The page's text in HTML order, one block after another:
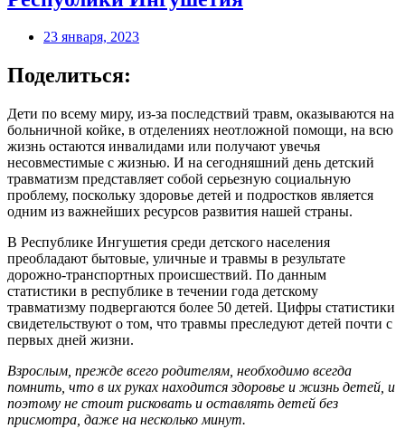
23 января, 2023
Поделиться:
Дети по всему миру, из-за последствий травм, оказываются на
больничной койке, в отделениях неотложной помощи, на всю
жизнь остаются инвалидами или получают увечья
несовместимые с жизнью. И на сегодняшний день детский
травматизм представляет собой серьезную социальную
проблему, поскольку здоровье детей и подростков является
одним из важнейших ресурсов развития нашей страны.
В Республике Ингушетия среди детского населения
преобладают бытовые, уличные и травмы в результате
дорожно-транспортных происшествий. По данным
статистики в республике в течении года детскому
травматизму подвергаются более 50 детей. Цифры статистики
свидетельствуют о том, что травмы преследуют детей почти с
первых дней жизни.
Взрослым, прежде всего родителям, необходимо всегда
помнить, что в их руках находится здоровье и жизнь детей, и
поэтому не стоит рисковать и оставлять детей без
присмотра, даже на несколько минут.